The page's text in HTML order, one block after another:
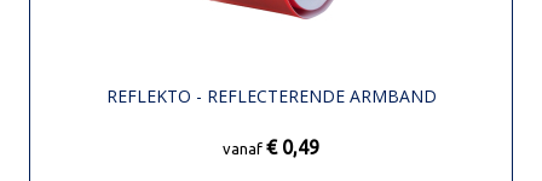
REFLEKTO - REFLECTERENDE ARMBAND
vanaf € 0,49